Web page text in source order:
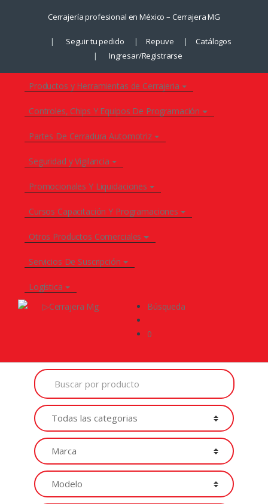
Cerrajería profesional en México – Cerrajera MG
Seguir tu pedido Repuve
Catálogos
Ingresar/Registrarse
Productos y Herramientas de Cerrajeria
Controles, Chips Y Equipos De Programación
Partes De Cerradura Automotriz
Seguridad y Vigilancia
Promocionales Y Liquidaciones
Cursos Capacitación Y Programaciones
Otros Productos Comerciales
Servicios De Suscripción
Logística
Búsqueda
0
Buscar
por
Productos